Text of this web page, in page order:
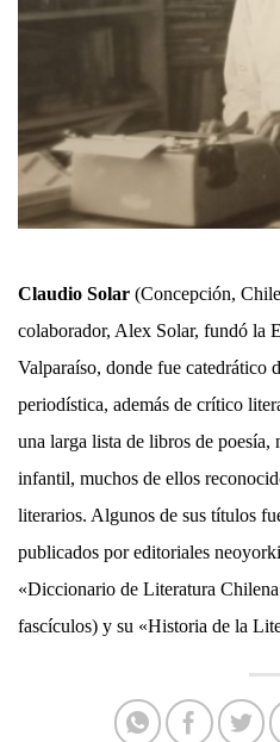
Claudio Solar (Concepción,
colaborador, Alex Solar, fundó la
Valparaíso, donde fue catedrático
periodística, además de crítico
una larga lista de libros de poesía,
infantil, muchos de ellos
literarios. Algunos de sus títulos
publicados por editoriales
«Diccionario de Literatura
fascículos) y su «Historia de la